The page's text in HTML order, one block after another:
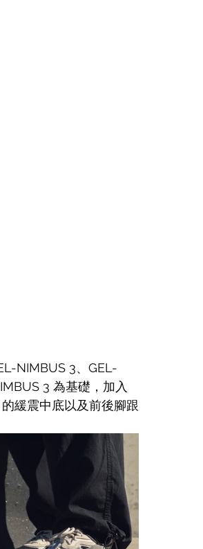
NIMBUS 3、GEL-
3 為基礎，加入
緩震中底以及前後腳跟